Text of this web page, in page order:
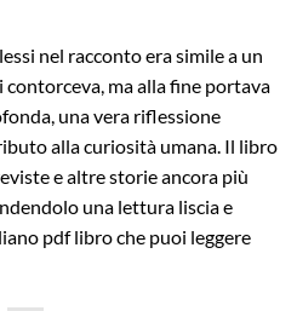
nel racconto era simile a un
ma alla fine portava
una vera riflessione
alla curiosità umana. Il libro
e altre storie ancora più
una lettura liscia e
pdf libro che puoi leggere